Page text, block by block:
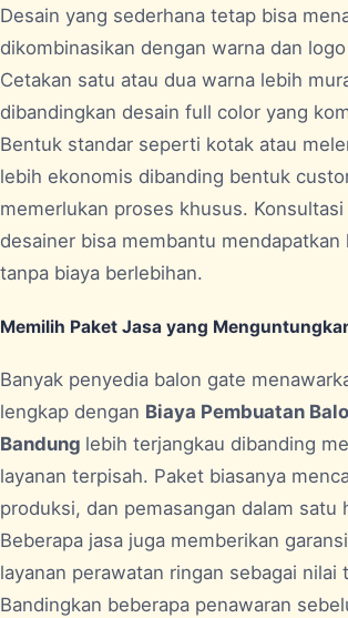
Desain yang sederhana tetap bisa
dikombinasikan dengan warna dan
Cetakan satu atau dua warna lebih
dibandingkan desain full color yang
Bentuk standar seperti kotak atau
lebih ekonomis dibanding bentuk
memerlukan proses khusus. Konsultasi
desainer bisa membantu mendapatkan
tanpa biaya berlebihan.
Memilih Paket Jasa yang
Banyak penyedia balon gate
lengkap dengan Biaya Pembuatan
Bandung lebih terjangkau dibanding
layanan terpisah. Paket biasanya
produksi, dan pemasangan dalam satu
Beberapa jasa juga memberikan
layanan perawatan ringan sebagai nilai
Bandingkan beberapa penawaran